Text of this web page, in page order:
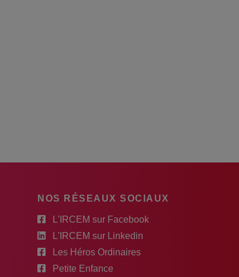
NOS RÉSEAUX SOCIAUX
L'IRCEM sur Facebook
L'IRCEM sur Linkedin
Les Héros Ordinaires
Petite Enfance